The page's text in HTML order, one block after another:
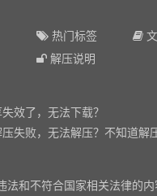
热门标签
文
解压说明
效了，无法下载？
失败，无法解压？不知道解
法和不符合国家相关法律的